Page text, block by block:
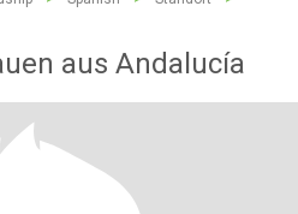
aus Andalucía